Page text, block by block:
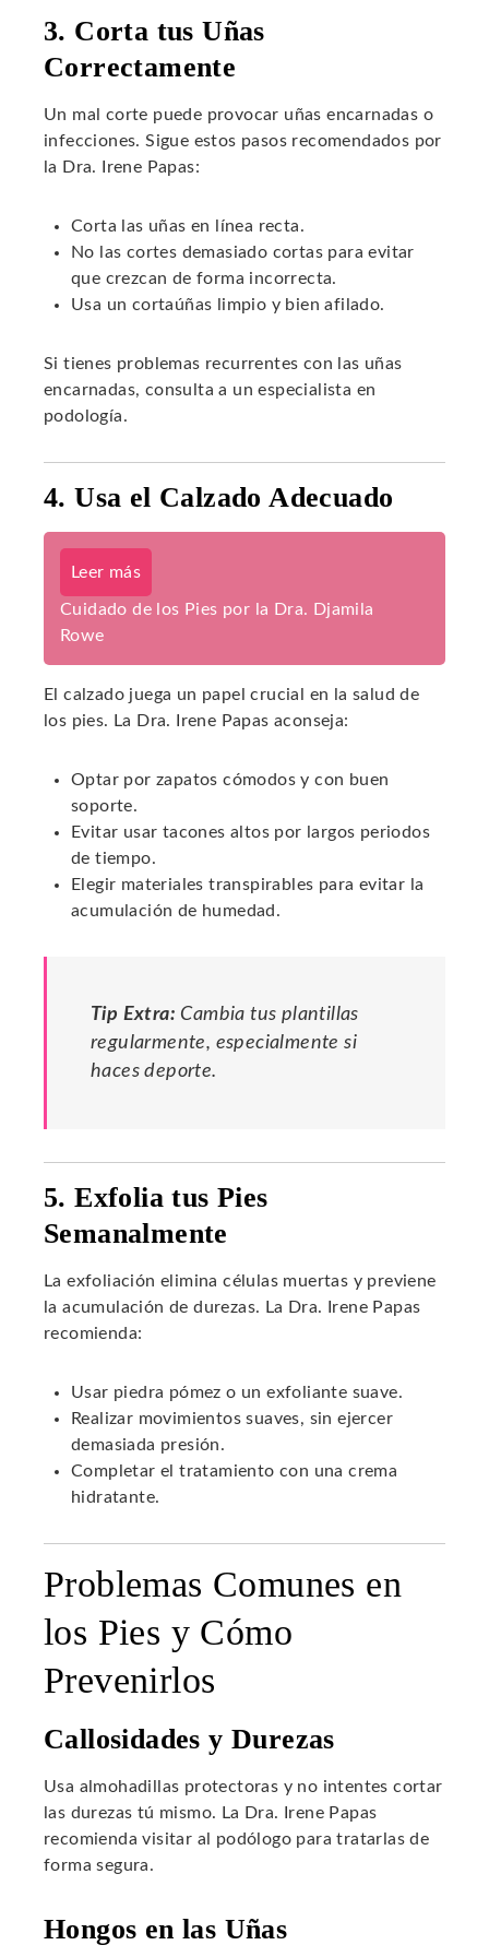
3. Corta tus Uñas
Correctamente
Un mal corte puede provocar uñas encarnadas o
infecciones. Sigue estos pasos recomendados por
la Dra. Irene Papas:
Corta las uñas en línea recta.
No las cortes demasiado cortas para evitar
que crezcan de forma incorrecta.
Usa un cortaúñas limpio y bien afilado.
Si tienes problemas recurrentes con las uñas
encarnadas, consulta a un especialista en
podología.
4. Usa el Calzado Adecuado
Leer más
Cuidado de los Pies por la Dra. Djamila
Rowe
El calzado juega un papel crucial en la salud de
los pies. La Dra. Irene Papas aconseja:
Optar por zapatos cómodos y con buen
soporte.
Evitar usar tacones altos por largos periodos
de tiempo.
Elegir materiales transpirables para evitar la
acumulación de humedad.
Tip Extra: Cambia tus plantillas
regularmente, especialmente si
haces deporte.
5. Exfolia tus Pies
Semanalmente
La exfoliación elimina células muertas y previene
la acumulación de durezas. La Dra. Irene Papas
recomienda:
Usar piedra pómez o un exfoliante suave.
Realizar movimientos suaves, sin ejercer
demasiada presión.
Completar el tratamiento con una crema
hidratante.
Problemas Comunes en
los Pies y Cómo
Prevenirlos
Callosidades y Durezas
Usa almohadillas protectoras y no intentes cortar
las durezas tú mismo. La Dra. Irene Papas
recomienda visitar al podólogo para tratarlas de
forma segura.
Hongos en las Uñas